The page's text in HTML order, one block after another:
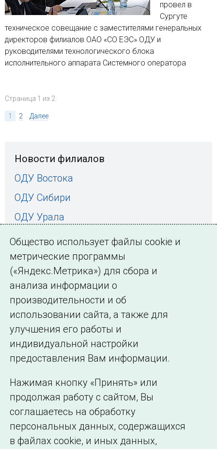
провел в
Сургуте
техническое совещание с заместителями генеральных
директоров филиалов ОАО «СО ЕЭС» ОДУ и
руководителями технологического блока
исполнительного аппарата Системного оператора
Страница 1 из 2.
1 2 Далее
Новости филиалов
ОДУ Востока
ОДУ Сибири
ОДУ Урала
ОДУ Средней Волги
ОДУ Центра
ОДУ Северо-Запада
©2005–2026 АО «СО ЕЭС»
Филиалы и
представительства
образовательной
организации
Общество использует файлы cookie и
метрические программы
(«Яндекс.Метрика») для сбора и
анализа информации о
производительности и об
использовании сайта, а также для
улучшения его работы и
индивидуальной настройки
предоставления Вам информации.
Нажимая кнопку «Принять» или
продолжая работу с сайтом, Вы
соглашаетесь на обработку
персональных данных, содержащихся
в файлах cookie, и иных данных,